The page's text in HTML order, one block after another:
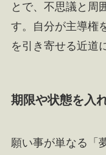
とで、不思議と周
す。自分が主導権
を引き寄せる近道
期限や状態を入
願い事が単なる「